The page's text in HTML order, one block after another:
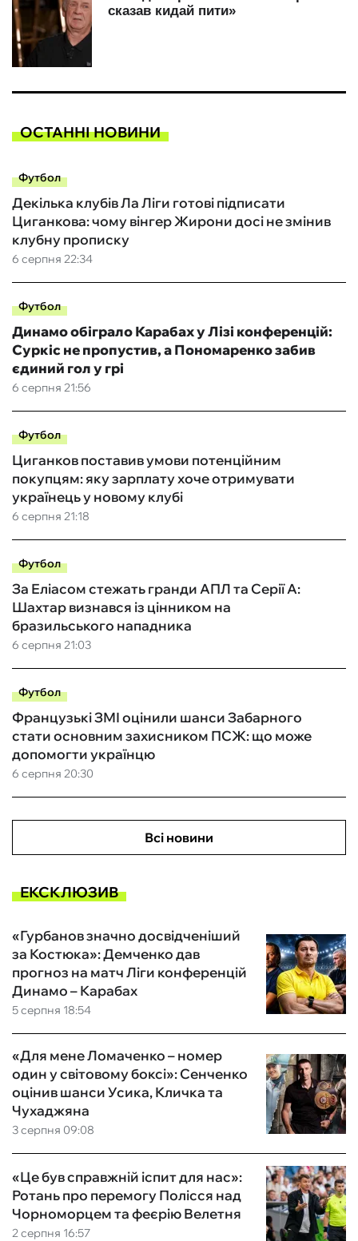
ОСТАННІ НОВИНИ
Футбол
6 серпня 22:34
Декілька клубів Ла Ліги готові підписати
Циганкова: чому вінгер Жирони досі не змінив
клубну прописку
Футбол
6 серпня 21:56
Динамо обіграло Карабах у Лізі конференцій:
Суркіс не пропустив, а Пономаренко забив
єдиний гол у грі
Футбол
6 серпня 21:18
Циганков поставив умови потенційним
покупцям: яку зарплату хоче отримувати
українець у новому клубі
Футбол
6 серпня 21:03
За Еліасом стежать гранди АПЛ та Серії А:
Шахтар визнався із цінником на
бразильського нападника
Футбол
6 серпня 20:30
Французькі ЗМІ оцінили шанси Забарного
стати основним захисником ПСЖ: що може
допомогти українцю
Всі новини
ЕКСКЛЮЗИВ
5 серпня 18:54
«Гурбанов значно досвідченіший
за Костюка»: Демченко дав
прогноз на матч Ліги конференцій
Динамо – Карабах
3 серпня 09:08
«Для мене Ломаченко – номер
один у світовому боксі»: Сенченко
оцінив шанси Усика, Кличка та
Чухаджяна
2 серпня 16:57
«Це був справжній іспит для нас»:
Ротань про перемогу Полісся над
Чорноморцем та феєрію Велетня